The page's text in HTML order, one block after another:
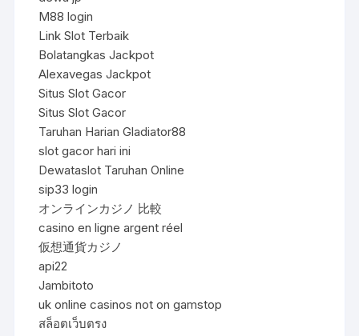
M88 login
Link Slot Terbaik
Bolatangkas Jackpot
Alexavegas Jackpot
Situs Slot Gacor
Situs Slot Gacor
Taruhan Harian Gladiator88
slot gacor hari ini
Dewataslot Taruhan Online
sip33 login
オンラインカジノ 比較
casino en ligne argent réel
仮想通貨カジノ
api22
Jambitoto
uk online casinos not on gamstop
สล็อตเว็บตรง